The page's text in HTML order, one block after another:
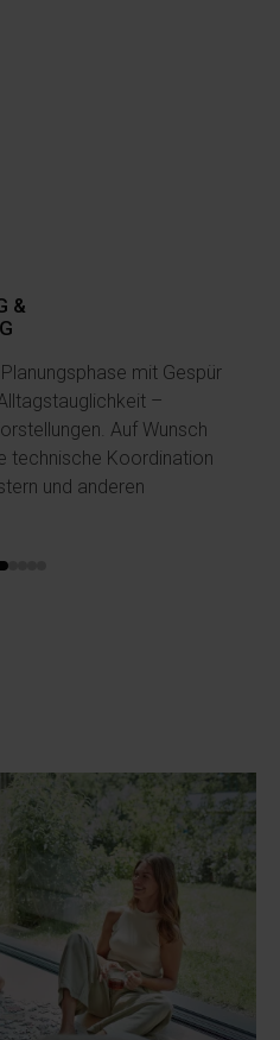
&
mit Gespür
–
Auf Wunsch
technische Koordination
und anderen